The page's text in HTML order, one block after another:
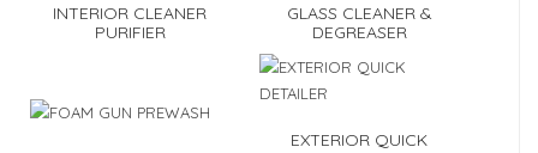
INTERIOR CLEANER
PURIFIER
GLASS CLEANER &
DEGREASER
EXTERIOR QUICK